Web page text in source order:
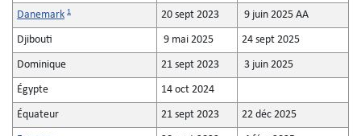
Danemark 1 20 sept 2023 9 juin 2025 AA
Djibouti 9 mai 2025 24 sept 2025
Dominique 21 sept 2023 3 juin 2025
Égypte 14 oct 2024
Équateur 21 sept 2023 22 déc 2025